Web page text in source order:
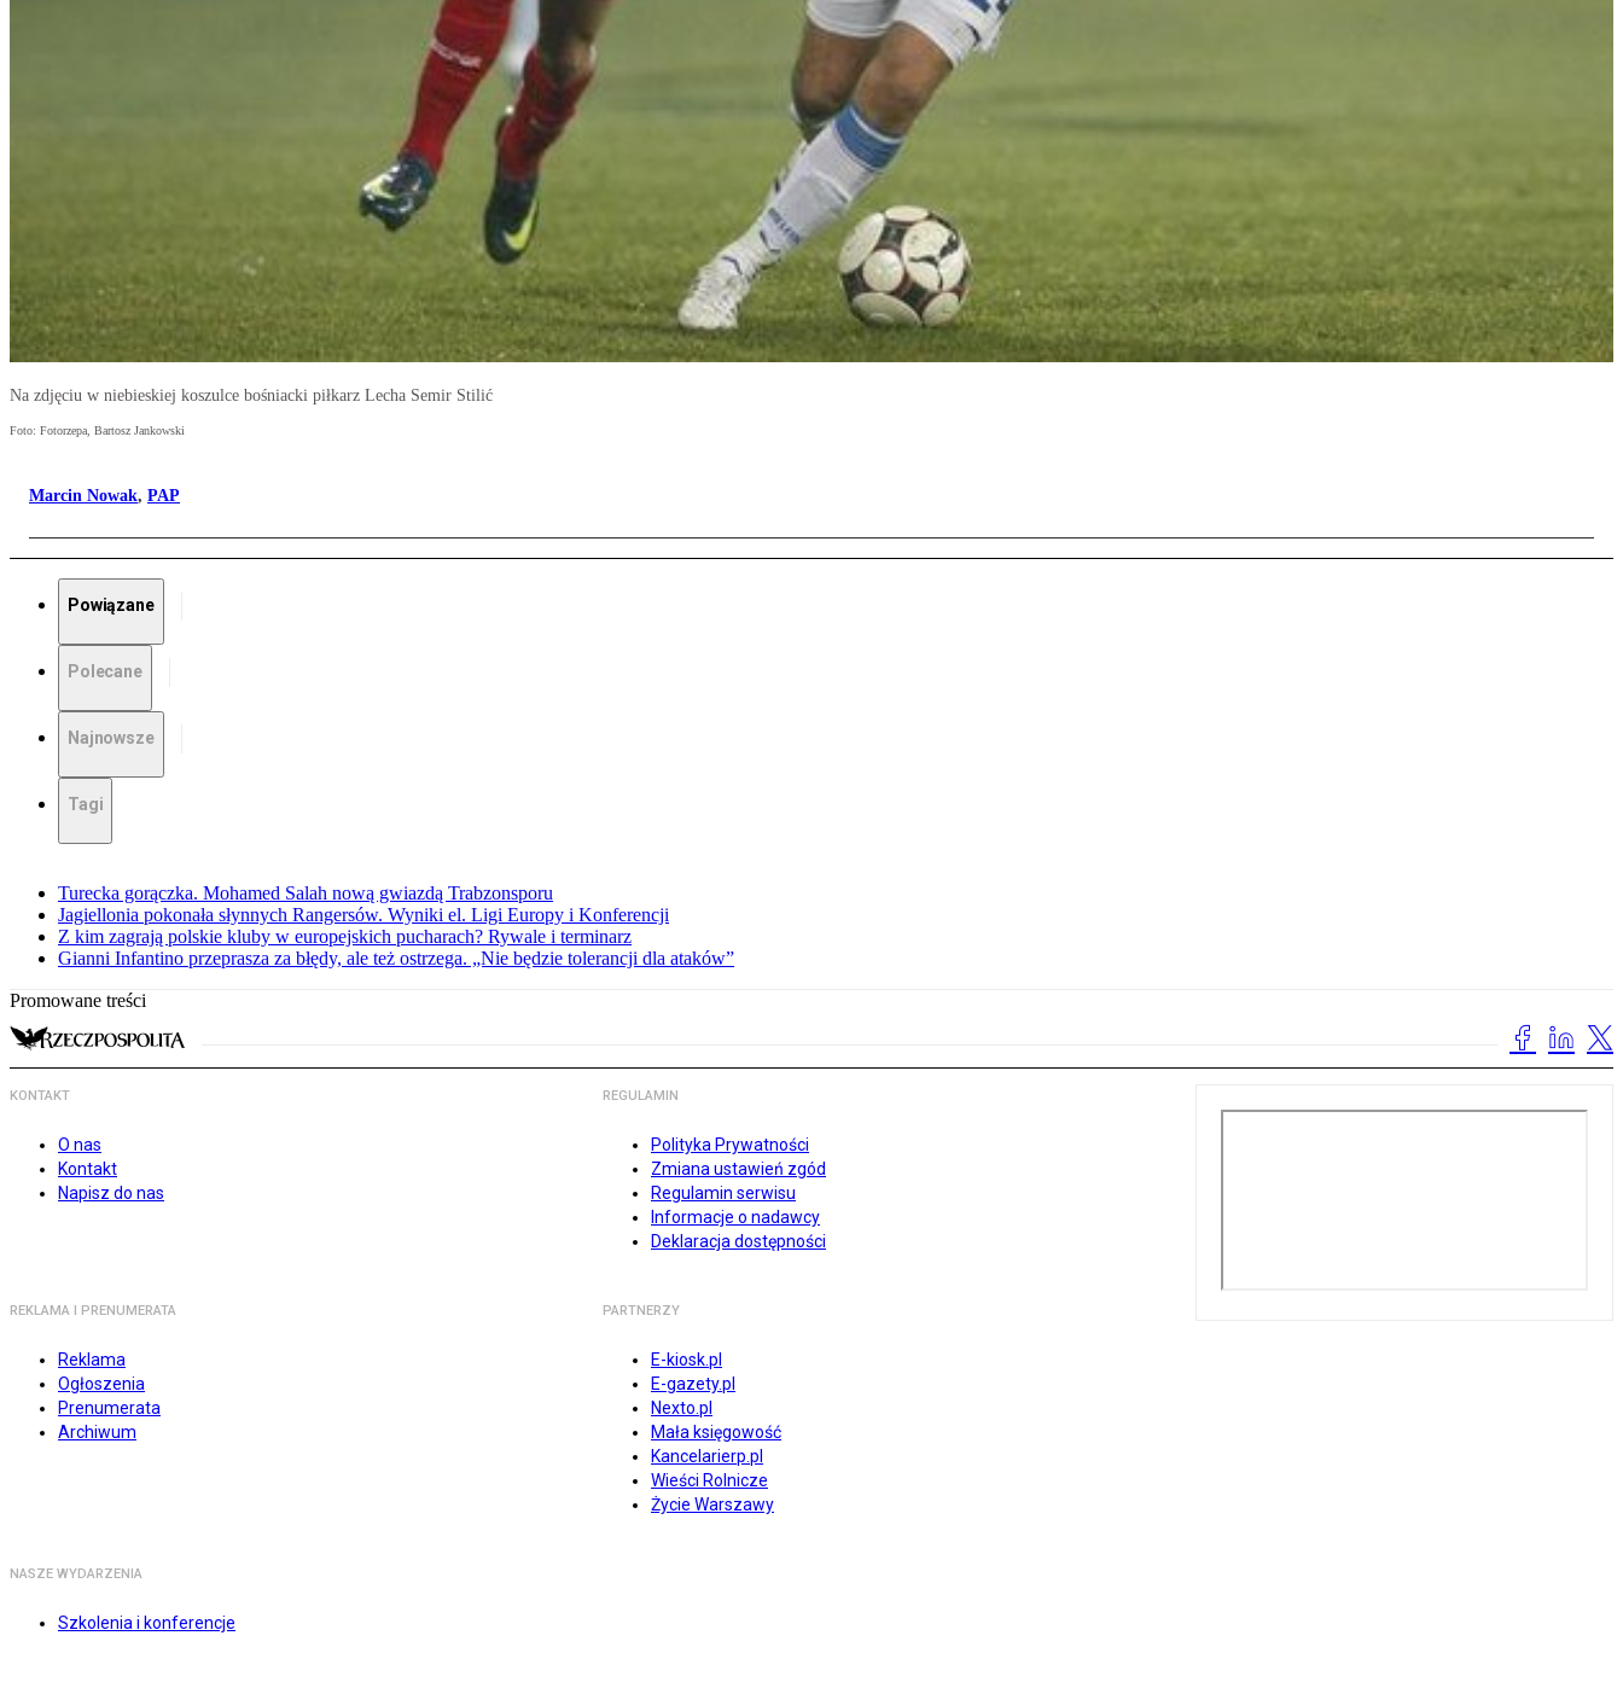
Na zdjęciu w niebieskiej koszulce bośniacki piłkarz Lecha Semir Stilić
Foto: Fotorzepa, Bartosz Jankowski
Marcin Nowak, PAP
Powiązane
Polecane
Najnowsze
Tagi
Turecka gorączka. Mohamed Salah nową gwiazdą Trabzonsporu
Jagiellonia pokonała słynnych Rangersów. Wyniki el. Ligi Europy i Konferencji
Z kim zagrają polskie kluby w europejskich pucharach? Rywale i terminarz
Gianni Infantino przeprasza za błędy, ale też ostrzega. „Nie będzie tolerancji dla ataków”
Promowane treści
KONTAKT
O nas
Kontakt
Napisz do nas
REGULAMIN
Polityka Prywatności
Zmiana ustawień zgód
Regulamin serwisu
Informacje o nadawcy
Deklaracja dostępności
REKLAMA I PRENUMERATA
Reklama
Ogłoszenia
Prenumerata
Archiwum
PARTNERZY
E-kiosk.pl
E-gazety.pl
Nexto.pl
Mała księgowość
Kancelarierp.pl
Wieści Rolnicze
Życie Warszawy
NASZE WYDARZENIA
Szkolenia i konferencje